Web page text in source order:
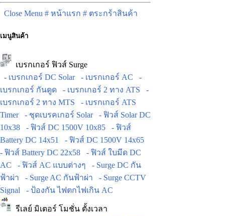
Close Menu # หน้าแรก # ตระกร้าสินค้า
เมนูสินค้า
เบรกเกอร์ ฟิวส์ Surge
- เบรกเกอร์ DC Solar
- เบรกเกอร์ AC
-
เบรกเกอร์ กันดูด
- เบรกเกอร์ 2 ทาง ATS
-
เบรกเกอร์ 2 ทาง MTS
- เบรกเกอร์ ATS
Timer
- ชุดเบรคเกอร์ Solar
- ฟิวส์ Solar DC
10x38
- ฟิวส์ DC 1500V 10x85
- ฟิวส์
Battery DC 14x51
- ฟิวส์ DC 1500V 14x65
- ฟิวส์ Battery DC 22x58
- ฟิวส์ ใบมีด DC
AC
- ฟิวส์ AC แบบต่างๆ
- Surge DC กัน
ฟ้าผ่า
- Surge AC กันฟ้าผ่า
- Surge CCTV
Signal
- ป้องกัน ไฟตกไฟเกิน AC
รีเลย์ มิเตอร์ โมชั่น ตั้งเวลา